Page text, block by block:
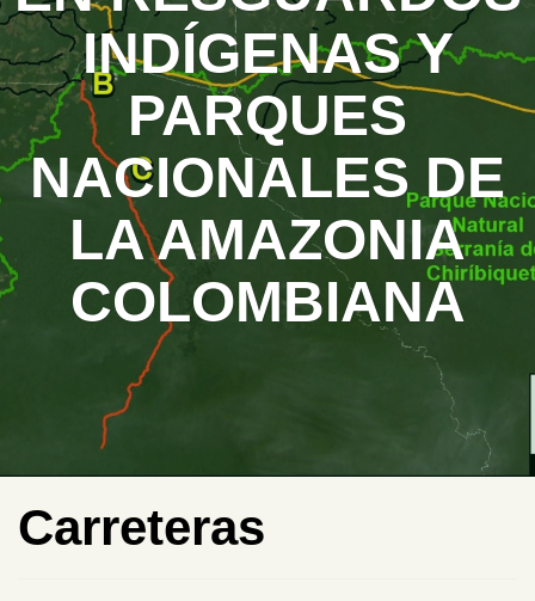
INDÍGENAS Y
PARQUES
NACIONALES DE
LA AMAZONIA
COLOMBIANA
Carreteras